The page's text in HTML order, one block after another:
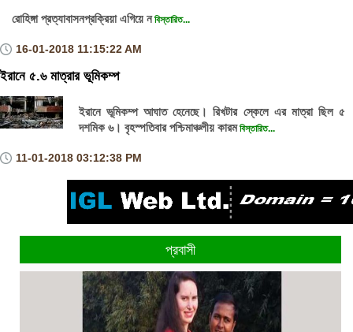
রোহিঙ্গা প্রত্যাবাসনপ্রক্রিয়া এগিয়ে নবিস্তারিত...
16-01-2018 11:15:22 AM
ইরানে ৫.৬ মাত্রার ভূমিকম্প
ইরানে ভূমিকম্প আঘাত হেনেছে। রিখটার স্কেলে এর মাত্রা ছিল ৫
দশমিক ৬। বৃহস্পতিবার পশ্চিমাঞ্চলীয় কারমবিস্তারিত...
11-01-2018 03:12:38 PM
প্রবাসী